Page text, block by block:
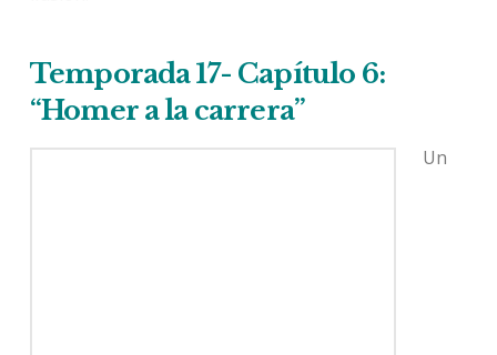
Temporada 17- Capítulo 6:
“Homer a la carrera”
Un